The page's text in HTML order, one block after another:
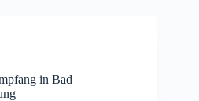
in Bad